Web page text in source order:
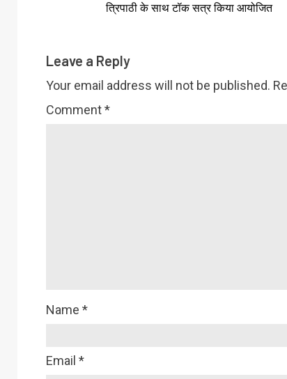
त्रिपाठी के साथ टॉक सत्र किया आयोजित
Leave a Reply
Your email address will not be published.
Comment*
Name *
Email *